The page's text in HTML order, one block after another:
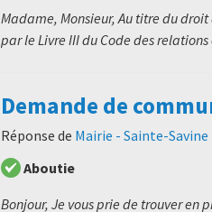
Madame, Monsieur, Au titre du
par le Livre III du Code des relations
Demande de
Réponse de Mairie - Sainte-Savine
Aboutie
Bonjour, Je vous prie de trouver en